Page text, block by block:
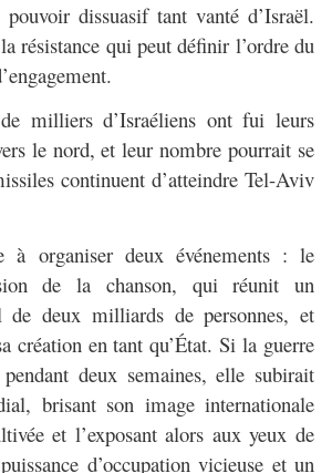
dissuasif tant vanté d’Israël.
résistance qui peut définir l’ordre du
milliers d’Israéliens ont fui leurs
le nord, et leur nombre pourrait se
continuent d’atteindre Tel-Aviv
à organiser deux événements : le
de la chanson, qui réunit un
de deux milliards de personnes, et
création en tant qu’État. Si la guerre
deux semaines, elle subirait
brisant son image internationale
et l’exposant alors aux yeux de
d’occupation vicieuse et un